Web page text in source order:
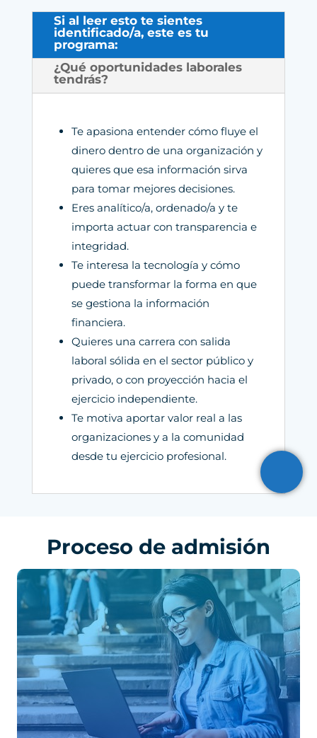
Si al leer esto te sientes
identificado/a, este es tu
programa:
¿Qué oportunidades laborales
tendrás?
Te apasiona entender cómo fluye el
dinero dentro de una organización y
quieres que esa información sirva
para tomar mejores decisiones.
Eres analítico/a, ordenado/a y te
importa actuar con transparencia e
integridad.
Te interesa la tecnología y cómo
puede transformar la forma en que
se gestiona la información
financiera.
Quieres una carrera con salida
laboral sólida en el sector público y
privado, o con proyección hacia el
ejercicio independiente.
Te motiva aportar valor real a las
organizaciones y a la comunidad
desde tu ejercicio profesional.
Proceso de admisión